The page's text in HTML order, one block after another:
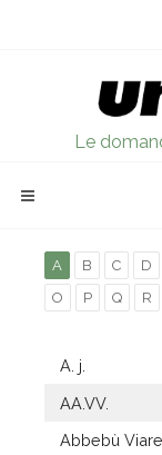
Le
A B C D
O
P Q R
A. j.
AA.VV.
Abbebù